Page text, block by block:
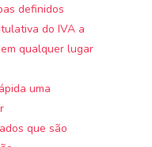
definidos
do IVA a
qualquer lugar
uma
que são